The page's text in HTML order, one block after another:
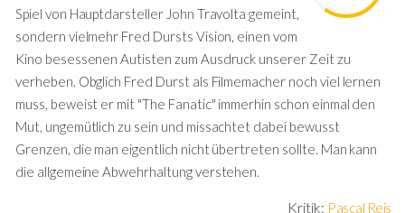
Spiel von Hauptdarsteller John Travolta gemeint,
sondern vielmehr Fred Dursts Vision, einen vom
Kino besessenen Autisten zum Ausdruck unserer Zeit zu
verheben. Obglich Fred Durst als Filmemacher noch viel lernen
muss, beweist er mit "The Fanatic" immerhin schon einmal den
Mut, ungemütlich zu sein und missachtet dabei bewusst
Grenzen, die man eigentlich nicht übertreten sollte. Man kann
die allgemeine Abwehrhaltung verstehen.
Kritik: Pascal Reis